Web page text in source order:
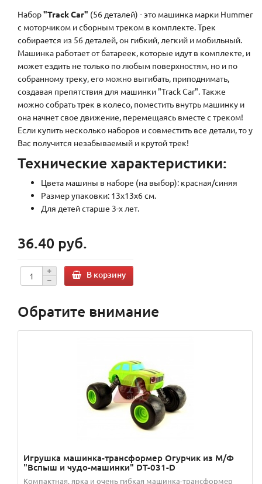
Набор"Track Car" (56 деталей) - это машинка марки Hummer
с моторчиком и сборным треком в комплекте. Трек
собирается из 56 деталей, он гибкий, легкий и мобильный.
Машинка работает от батареек, которые идут в комплекте, и
может ездить не только по любым поверхностям, но и по
собранному треку, его можно выгибать, приподнимать,
создавая препятствия для машинки "Track Car". Также
можно собрать трек в колесо, поместить внутрь машинку и
она начнет свое движение, перемещаясь вместе с треком!
Если купить несколько наборов и совместить все детали, то у
Вас получится незабываемый и крутой трек!
Технические характеристики:
Цвета машины в наборе (на выбор): красная/синяя
Размер упаковки: 13х13х6 см.
Для детей старше 3-х лет.
36.40 руб.
В корзину
Обратите внимание
Игрушка машинка-трансформер Огурчик из М/Ф
"Вспыш и чудо-машинки" DT-031-D
Компактная, ярка и очень гибкая машинка-трансформер